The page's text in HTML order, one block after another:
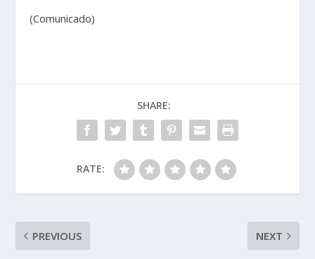
(Comunicado)
SHARE:
RATE:
PREVIOUS NEXT